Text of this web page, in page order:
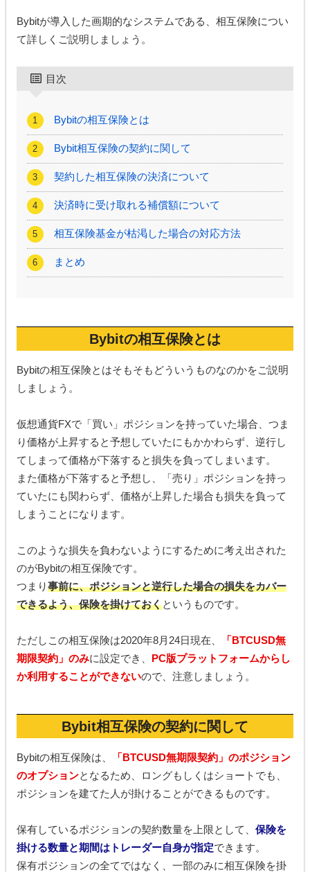
Bybitが導入した画期的なシステムである、相互保険につい
て詳しくご説明しましょう。
目次
Bybitの相互保険とは
Bybit相互保険の契約に関して
契約した相互保険の決済について
決済時に受け取れる補償額について
相互保険基金が枯渇した場合の対応方法
まとめ
Bybitの相互保険とは
Bybitの相互保険とはそもそもどういうものなのかをご説明
しましょう。
仮想通貨FXで「買い」ポジションを持っていた場合、つま
り価格が上昇すると予想していたにもかかわらず、逆行し
てしまって価格が下落すると損失を負ってしまいます。
また価格が下落すると予想し、「売り」ポジションを持っ
ていたにも関わらず、価格が上昇した場合も損失を負って
しまうことになります。
このような損失を負わないようにするために考え出された
のがBybitの相互保険です。
つまり事前に、ポジションと逆行した場合の損失をカバー
できるよう、保険を掛けておくというものです。
ただしこの相互保険は2020年8月24日現在、
「BTCUSD無
期限契約」のみに設定でき、 PC版プラットフォームからし
か利用することができないので、注意しましょう。
Bybit相互保険の契約に関して
Bybitの相互保険は、
「BTCUSD無期限契約」のポジション
のオプションとなるため、ロングもしくはショートでも、
ポジションを建てた人が掛けることができるものです。
保有しているポジションの契約数量を上限として、 保険を
掛ける数量と期間はトレーダー自身が指定できます。
保有ポジションの全てではなく、一部のみに相互保険を掛